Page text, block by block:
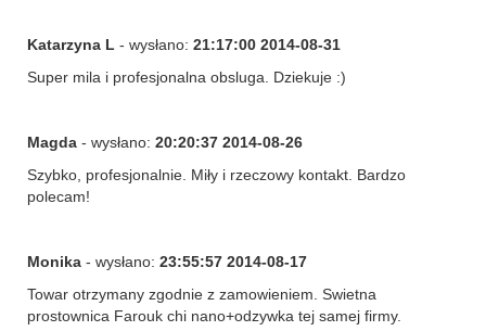
Katarzyna L - wysłano: 21:17:00 2014-08-31
Super mila i profesjonalna obsluga. Dziekuje :)
Magda - wysłano: 20:20:37 2014-08-26
Szybko, profesjonalnie. Miły i rzeczowy kontakt. Bardzo
polecam!
Monika - wysłano: 23:55:57 2014-08-17
Towar otrzymany zgodnie z zamowieniem. Swietna
prostownica Farouk chi nano+odzywka tej samej firmy.